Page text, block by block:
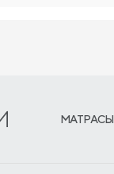
МАТРАСЫ